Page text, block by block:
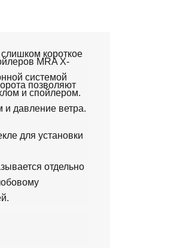
короткое
MRA X-
системой
позволяют
и спойлером.
и давление ветра.
для установки
отдельно